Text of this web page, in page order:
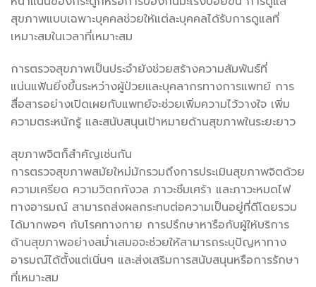
สุขภาพแบบเฉพาะบุคคลช่วยให้แต่ละบุคคลได้รับการดูแลที่
เหมาะสมในเวลาที่เหมาะสม
การตรวจสุขภาพเป็นประจำยังช่วยสร้างความสัมพันธ์ที่
แน่นแฟ้นยิ่งขึ้นระหว่างผู้ป่วยและบุคลากรทางการแพทย์ การ
สื่อสารอย่างเปิดเผยกับแพทย์จะช่วยเพิ่มความไว้วางใจ เพิ่ม
ความตระหนักรู้ และสนับสนุนเป้าหมายด้านสุขภาพในระยะยาว
สุขภาพจิตก็สำคัญเช่นกัน
การตรวจสุขภาพสมัยใหม่มักรวมถึงการประเมินสุขภาพจิตด้วย
ความเครียด ความวิตกกังวล ภาวะซึมเศร้า และภาวะหมดไฟ
ทางอารมณ์ สามารถส่งผลกระทบต่อความเป็นอยู่ที่ดีโดยรวม
ได้มากพอๆ กับโรคทางกาย การปรึกษาหารือกับผู้ให้บริการ
ด้านสุขภาพอย่างสม่ำเสมอจะช่วยให้สามารถระบุปัญหาทาง
อารมณ์ได้ตั้งแต่เนิ่นๆ และส่งเสริมการสนับสนุนหรือการรักษา
ที่เหมาะสม